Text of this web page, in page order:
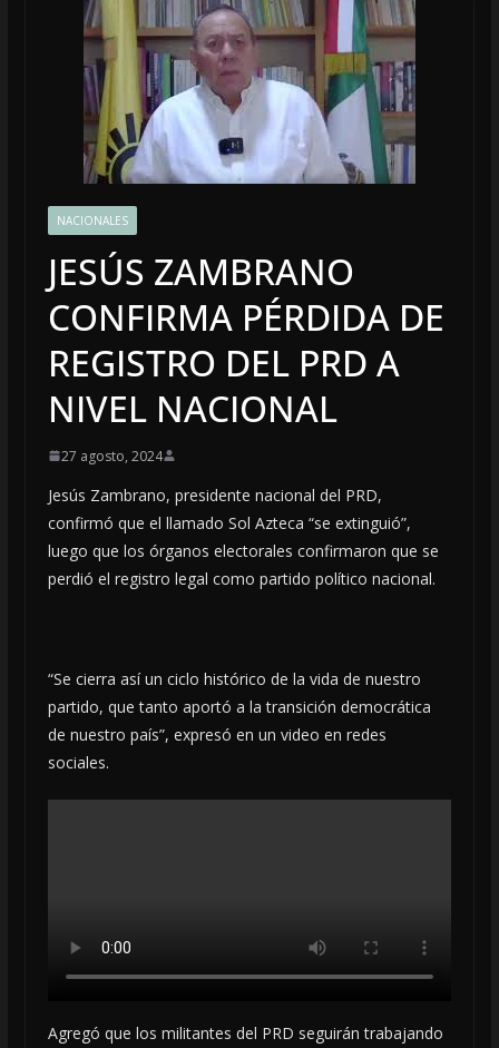
NACIONALES
JESÚS ZAMBRANO
CONFIRMA PÉRDIDA DE
REGISTRO DEL PRD A
NIVEL NACIONAL
27 agosto, 2024
Jesús Zambrano, presidente nacional del PRD,
confirmó que el llamado Sol Azteca “se extinguió”,
luego que los órganos electorales confirmaron que se
perdió el registro legal como partido político nacional.
“Se cierra así un ciclo histórico de la vida de nuestro
partido, que tanto aportó a la transición democrática
de nuestro país”, expresó en un video en redes
sociales.
Agregó que los militantes del PRD seguirán trabajando